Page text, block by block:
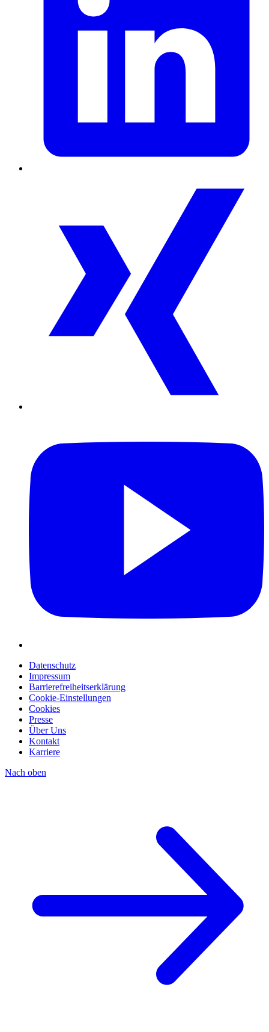
Datenschutz
Impressum
Barrierefreiheitserklärung
Cookie-Einstellungen
Cookies
Presse
Über Uns
Kontakt
Karriere
Nach oben